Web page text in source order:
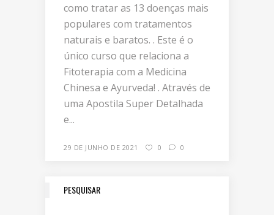
como tratar as 13 doenças mais
populares com tratamentos
naturais e baratos. . Este é o
único curso que relaciona a
Fitoterapia com a Medicina
Chinesa e Ayurveda! . Através de
uma Apostila Super Detalhada
e...
29 DE JUNHO DE 2021 0 0
PESQUISAR